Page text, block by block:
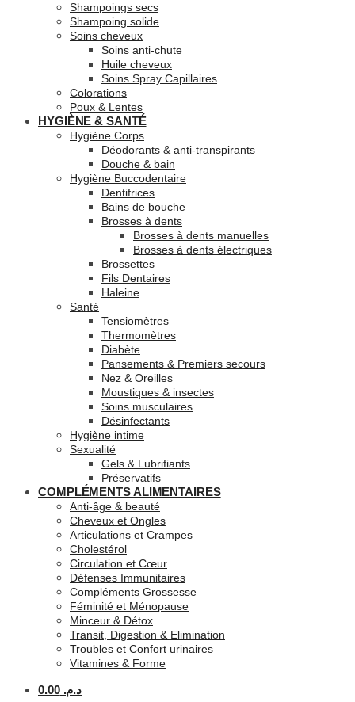
Shampoings secs
Shampoing solide
Soins cheveux
Soins anti-chute
Huile cheveux
Soins Spray Capillaires
Colorations
Poux & Lentes
HYGIÈNE & SANTÉ
Hygiène Corps
Déodorants & anti-transpirants
Douche & bain
Hygiène Buccodentaire
Dentifrices
Bains de bouche
Brosses à dents
Brosses à dents manuelles
Brosses à dents électriques
Brossettes
Fils Dentaires
Haleine
Santé
Tensiomètres
Thermomètres
Diabète
Pansements & Premiers secours
Nez & Oreilles
Moustiques & insectes
Soins musculaires
Désinfectants
Hygiène intime
Sexualité
Gels & Lubrifiants
Préservatifs
COMPLÉMENTS ALIMENTAIRES
Anti-âge & beauté
Cheveux et Ongles
Articulations et Crampes
Cholestérol
Circulation et Cœur
Défenses Immunitaires
Compléments Grossesse
Féminité et Ménopause
Minceur & Détox
Transit, Digestion & Elimination
Troubles et Confort urinaires
Vitamines & Forme
د.م. 0.00